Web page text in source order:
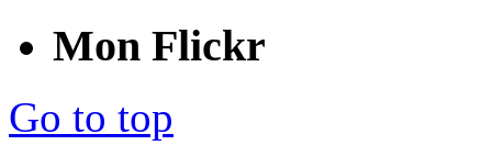
Mon Flickr
Go to top